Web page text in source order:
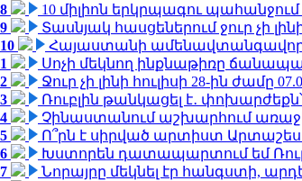
8
10 միլիոն երկրպագու
9
Տասնյակ հասցեներում ջուր չի
10
Հայաստանի ամենավտանգավոր
1
Սոչի մեկնող ինքնաթիռը
2
Ջուր չի լինի հուլիսի 28-ին ժամը
3
Ռուբլին թանկացել է․
4
Չինաստանում աշխարհում
5
Ո՞րն է սիրված արտիստ
6
Խստորեն դատապարտում եմ
7
Նորայրը մեկնել էր հանգստի,